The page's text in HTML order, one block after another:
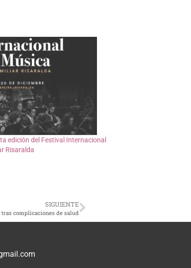
edición del Festival Internacional
Risaralda
SIGUIENTE
complicaciones de salud